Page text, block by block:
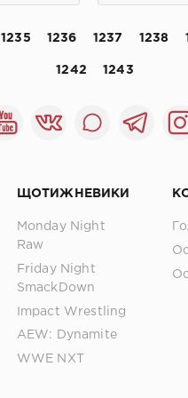
1235 1236 1237 1238
1242 1243
ЩОТИЖНЕВИКИ
Monday Night
Raw
Friday Night
SmackDown
Impact Wrestling
AEW: Dynamite
WWE NXT